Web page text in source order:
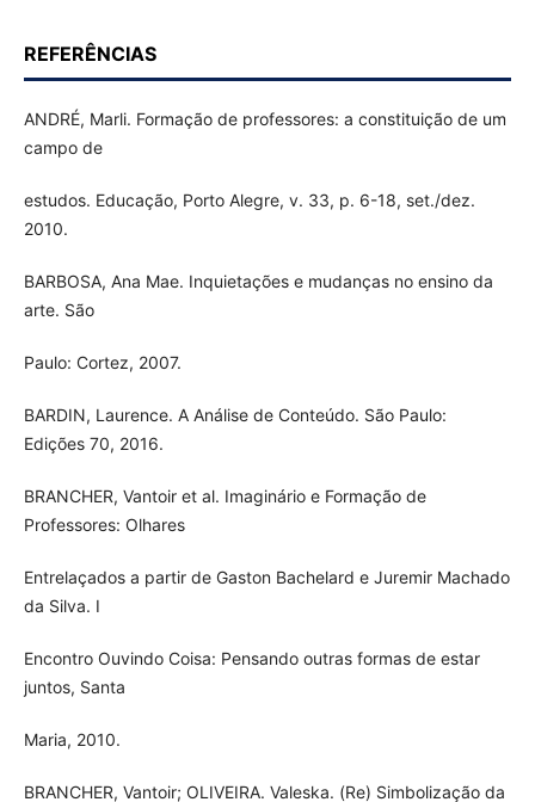
REFERÊNCIAS
ANDRÉ, Marli. Formação de professores: a constituição de um
campo de
estudos. Educação, Porto Alegre, v. 33, p. 6-18, set./dez.
2010.
BARBOSA, Ana Mae. Inquietações e mudanças no ensino da
arte. São
Paulo: Cortez, 2007.
BARDIN, Laurence. A Análise de Conteúdo. São Paulo:
Edições 70, 2016.
BRANCHER, Vantoir et al. Imaginário e Formação de
Professores: Olhares
Entrelaçados a partir de Gaston Bachelard e Juremir Machado
da Silva. I
Encontro Ouvindo Coisa: Pensando outras formas de estar
juntos, Santa
Maria, 2010.
BRANCHER, Vantoir; OLIVEIRA. Valeska. (Re) Simbolização da